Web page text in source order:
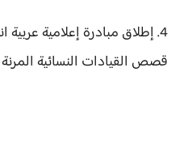
4. إطلاق مبادرة إعلامية عربية
قصص القيادات النسائية